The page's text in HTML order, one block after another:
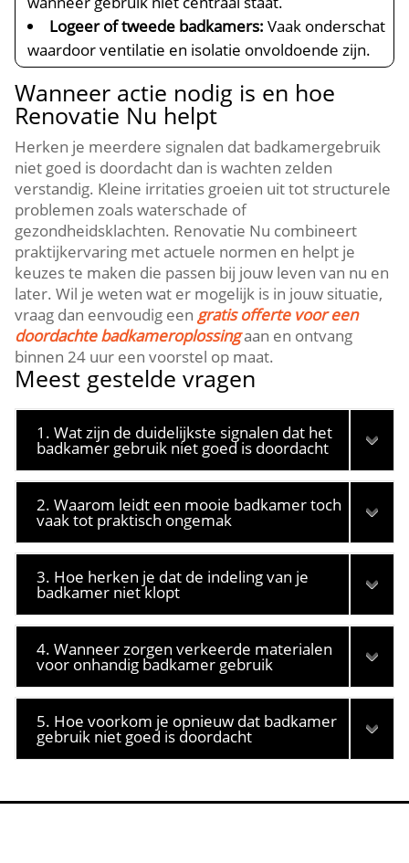
Logeer of tweede badkamers: Vaak onderschat
waardoor ventilatie en isolatie onvoldoende zijn.​
Wanneer actie nodig is en hoe
Renovatie Nu helpt
Herken je meerdere signalen dat badkamergebruik
niet goed is doordacht dan is wachten zelden
verstandig.​ Kleine irritaties groeien uit tot structurele
problemen zoals waterschade of
gezondheidsklachten.​ Renovatie Nu combineert
praktijkervaring met actuele normen en helpt je
keuzes te maken die passen bij jouw leven van nu en
later.​ Wil je weten wat er mogelijk is in jouw situatie,
vraag dan eenvoudig eengratis offerte voor een
doordachte badkameroplossingaan en ontvang
binnen 24 uur een voorstel op maat.​
Meest gestelde vragen
1. Wat zijn de duidelijkste signalen dat het
badkamer gebruik niet goed is doordacht
2. Waarom leidt een mooie badkamer toch
vaak tot praktisch ongemak
3. Hoe herken je dat de indeling van je
badkamer niet klopt
4. Wanneer zorgen verkeerde materialen
voor onhandig badkamer gebruik
5. Hoe voorkom je opnieuw dat badkamer
gebruik niet goed is doordacht